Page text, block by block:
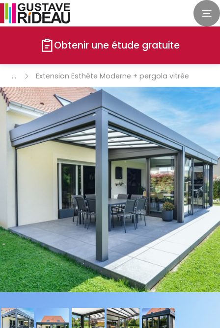
Obtenir une étude gratuite
Extension Esthète Moderne + pergola vitrée